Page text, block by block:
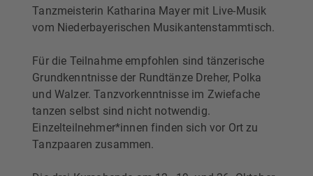
Tanzmeisterin Katharina Mayer mit Live-Musik
vom Niederbayerischen Musikantenstammtisch.
Für die Teilnahme empfohlen sind tänzerische
Grundkenntnisse der Rundtänze Dreher, Polka
und Walzer. Tanzvorkenntnisse im Zwiefache
tanzen selbst sind nicht notwendig.
Einzelteilnehmer*innen finden sich vor Ort zu
Tanzpaaren zusammen.